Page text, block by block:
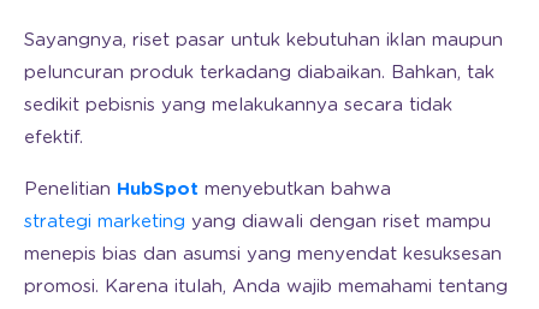
Sayangnya, riset pasar untuk kebutuhan iklan maupun
peluncuran produk terkadang diabaikan. Bahkan, tak
sedikit pebisnis yang melakukannya secara tidak
efektif.
Penelitian HubSpot menyebutkan bahwa
strategi marketing yang diawali dengan riset mampu
menepis bias dan asumsi yang menyendat kesuksesan
promosi. Karena itulah, Anda wajib memahami tentang